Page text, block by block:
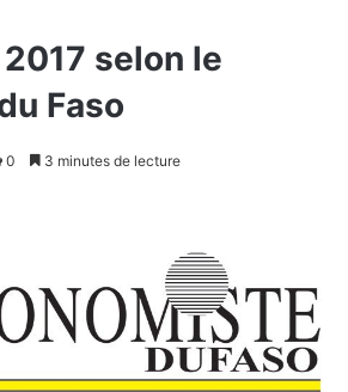
selon le
Faso
0 3 minutes de lecture